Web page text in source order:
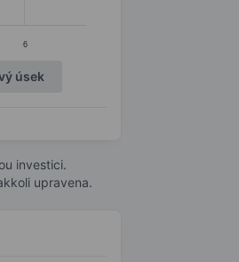
6
úsek
investici.
upravena.